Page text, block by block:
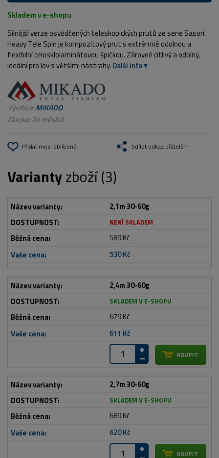
Skladem v e-shopu
Silnější verze osvědčených teleskopických prutů ze serie Sasori.
Heavy Tele Spin je kompozitový prut s extrémně odolnou a
flexibilní celosklolaminátovou špičkou. Zároveň citlivý a odolný,
ideální pro lov s většími nástrahy. Další info
Výrobce:MIKADO
Záruka: 24 měsíců
Přidat mezi oblíbené Sdílet odkaz přátelům
Variantyzboží (3)
2,1m 30-60g
NENÍ SKLADEM
589 Kč
530 Kč
2,4m 30-60g
SKLADEM V E-SHOPU
679 Kč
611 Kč
2,7m 30-60g
SKLADEM V E-SHOPU
689 Kč
620 Kč